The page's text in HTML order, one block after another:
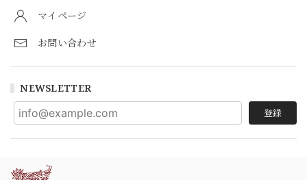
マイページ
お問い合わせ
NEWSLETTER
登録